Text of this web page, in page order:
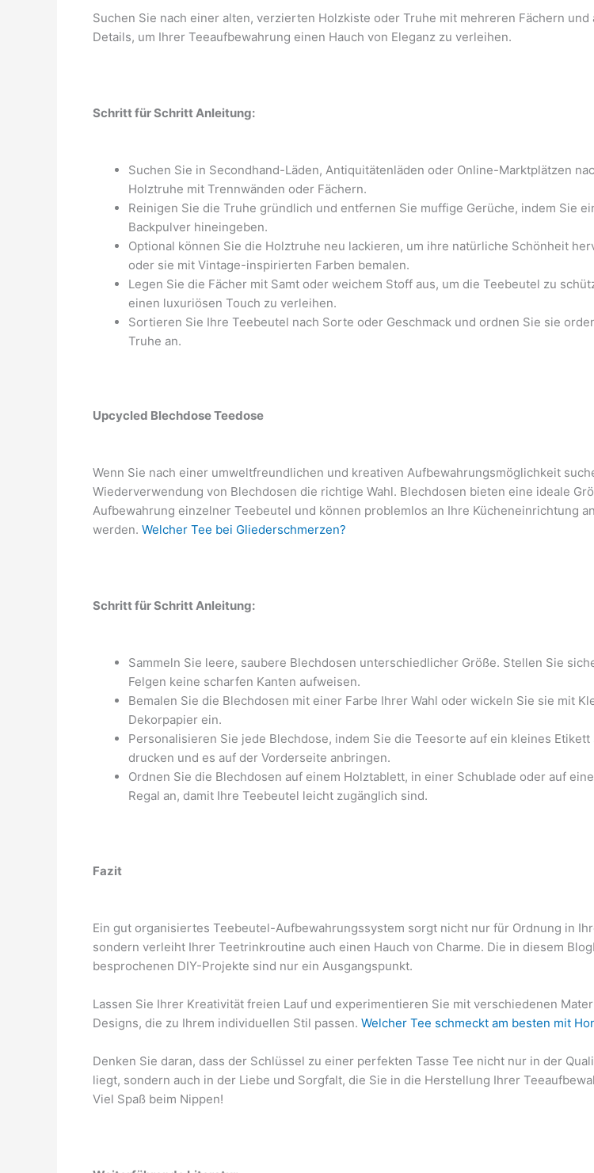
Suchen Sie nach einer alten, verzierten Holzkiste oder Truhe mit mehreren Fächern und
Details, um Ihrer Teeaufbewahrung einen Hauch von Eleganz zu verleihen.
Schritt für Schritt Anleitung:
Suchen Sie in Secondhand-Läden, Antiquitätenläden oder Online-Marktplätzen
Holztruhe mit Trennwänden oder Fächern.
Reinigen Sie die Truhe gründlich und entfernen Sie muffige Gerüche, indem Sie
Backpulver hineingeben.
Optional können Sie die Holztruhe neu lackieren, um ihre natürliche Schönheit
oder sie mit Vintage-inspirierten Farben bemalen.
Legen Sie die Fächer mit Samt oder weichem Stoff aus, um die Teebeutel zu
einen luxuriösen Touch zu verleihen.
Sortieren Sie Ihre Teebeutel nach Sorte oder Geschmack und ordnen Sie sie
Truhe an.
Upcycled Blechdose Teedose
Wenn Sie nach einer umweltfreundlichen und kreativen Aufbewahrungsmöglichkeit
Wiederverwendung von Blechdosen die richtige Wahl. Blechdosen bieten eine ideale
Aufbewahrung einzelner Teebeutel und können problemlos an Ihre Kücheneinrichtung
werden. Welcher Tee bei Gliederschmerzen?
Schritt für Schritt Anleitung:
Sammeln Sie leere, saubere Blechdosen unterschiedlicher Größe. Stellen Sie
Felgen keine scharfen Kanten aufweisen.
Bemalen Sie die Blechdosen mit einer Farbe Ihrer Wahl oder wickeln Sie sie mit
Dekorpapier ein.
Personalisieren Sie jede Blechdose, indem Sie die Teesorte auf ein kleines
drucken und es auf der Vorderseite anbringen.
Ordnen Sie die Blechdosen auf einem Holztablett, in einer Schublade oder auf
Regal an, damit Ihre Teebeutel leicht zugänglich sind.
Fazit
Ein gut organisiertes Teebeutel-Aufbewahrungssystem sorgt nicht nur für Ordnung in
sondern verleiht Ihrer Teetrinkroutine auch einen Hauch von Charme. Die in diesem
besprochenen DIY-Projekte sind nur ein Ausgangspunkt.
Lassen Sie Ihrer Kreativität freien Lauf und experimentieren Sie mit verschiedenen
Designs, die zu Ihrem individuellen Stil passen. Welcher Tee schmeckt am besten mit
Denken Sie daran, dass der Schlüssel zu einer perfekten Tasse Tee nicht nur in der
liegt, sondern auch in der Liebe und Sorgfalt, die Sie in die Herstellung Ihrer
Viel Spaß beim Nippen!